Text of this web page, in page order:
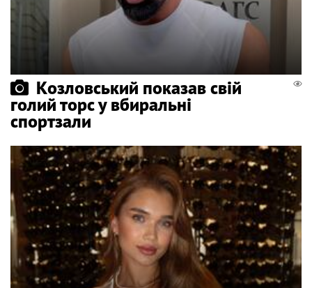
Козловський показав свій
голий торс у вбиральні
спортзали